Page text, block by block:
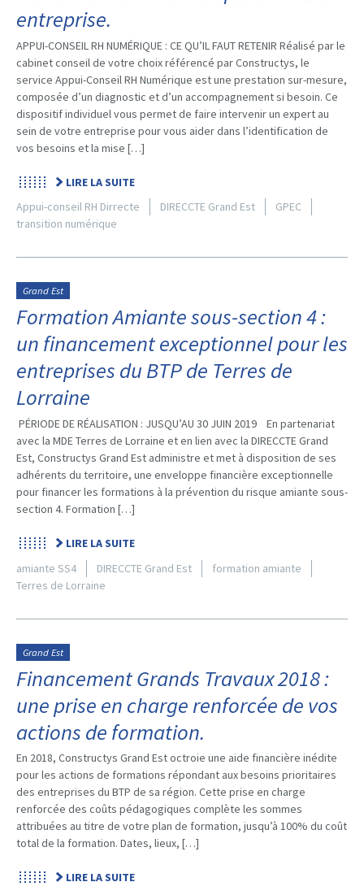
entreprise.
APPUI-CONSEIL RH NUMÉRIQUE : CE QU’IL FAUT RETENIR Réalisé par le
cabinet conseil de votre choix référencé par Constructys, le
service Appui-Conseil RH Numérique est une prestation sur-mesure,
composée d’un diagnostic et d’un accompagnement si besoin. Ce
dispositif individuel vous permet de faire intervenir un expert au
sein de votre entreprise pour vous aider dans l’identification de
vos besoins et la mise […]
LIRE LA SUITE
Appui-conseil RH Dirrecte
DIRECCTE Grand Est
GPEC
transition numérique
Grand Est
Formation Amiante sous-section 4 :
un financement exceptionnel pour les
entreprises du BTP de Terres de
Lorraine
PÉRIODE DE RÉALISATION : JUSQU’AU 30 JUIN 2019 En partenariat
avec la MDE Terres de Lorraine et en lien avec la DIRECCTE Grand
Est, Constructys Grand Est administre et met à disposition de ses
adhérents du territoire, une enveloppe financière exceptionnelle
pour financer les formations à la prévention du risque amiante sous-
section 4. Formation […]
LIRE LA SUITE
amiante SS4
DIRECCTE Grand Est
formation amiante
Terres de Lorraine
Grand Est
Financement Grands Travaux 2018 :
une prise en charge renforcée de vos
actions de formation.
En 2018, Constructys Grand Est octroie une aide financière inédite
pour les actions de formations répondant aux besoins prioritaires
des entreprises du BTP de sa région. Cette prise en charge
renforcée des coûts pédagogiques complète les sommes
attribuées au titre de votre plan de formation, jusqu’à 100% du coût
total de la formation. Dates, lieux, […]
LIRE LA SUITE